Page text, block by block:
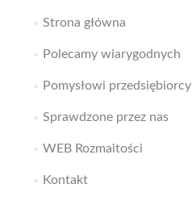
Strona główna
Polecamy wiarygodnych
Pomysłowi przedsiębiorcy
Sprawdzone przez nas
WEB Rozmaitości
Kontakt